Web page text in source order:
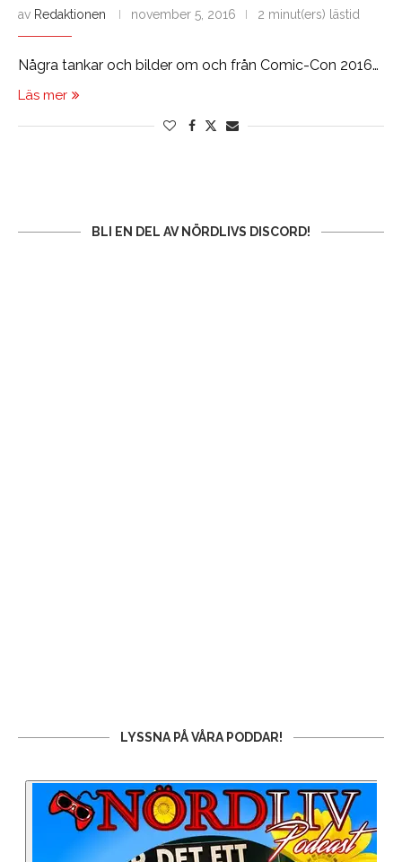
av Redaktionen november 5, 2016 2 minut(ers) lästid
Några tankar och bilder om och från Comic-Con 2016…
Läs mer
BLI EN DEL AV NÖRDLIVS DISCORD!
LYSSNA PÅ VÅRA PODDAR!